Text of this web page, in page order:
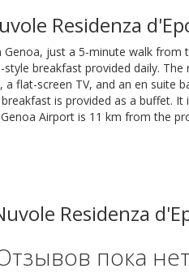
Residenza
Genoa, just a 5-minute walk
breakfast provided daily.
flat-screen TV, and an en suite
is provided as a buffet. It
Airport is 11 km from the
Residenza
пока нет